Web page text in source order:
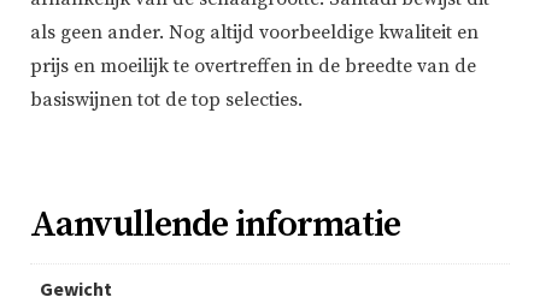
als geen ander. Nog altijd voorbeeldige kwaliteit en
prijs en moeilijk te overtreffen in de breedte van de
basiswijnen tot de top selecties.
Aanvullende informatie
Gewicht